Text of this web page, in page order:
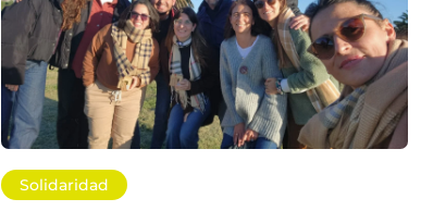
Solidaridad